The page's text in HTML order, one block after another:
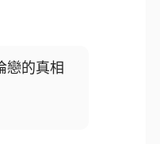
戀的真相